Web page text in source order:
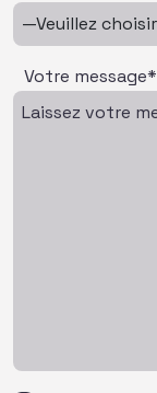
Votre message*